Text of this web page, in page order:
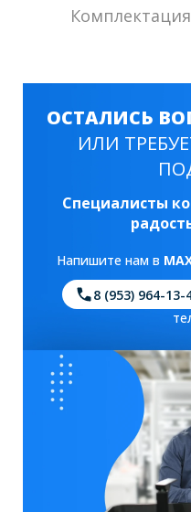
ОСТАЛИСЬ
ИЛИ
Специалисты
Напишите нам в
8 (953) 964-13-